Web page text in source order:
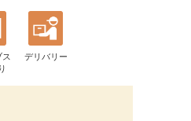
ス
デリバリー